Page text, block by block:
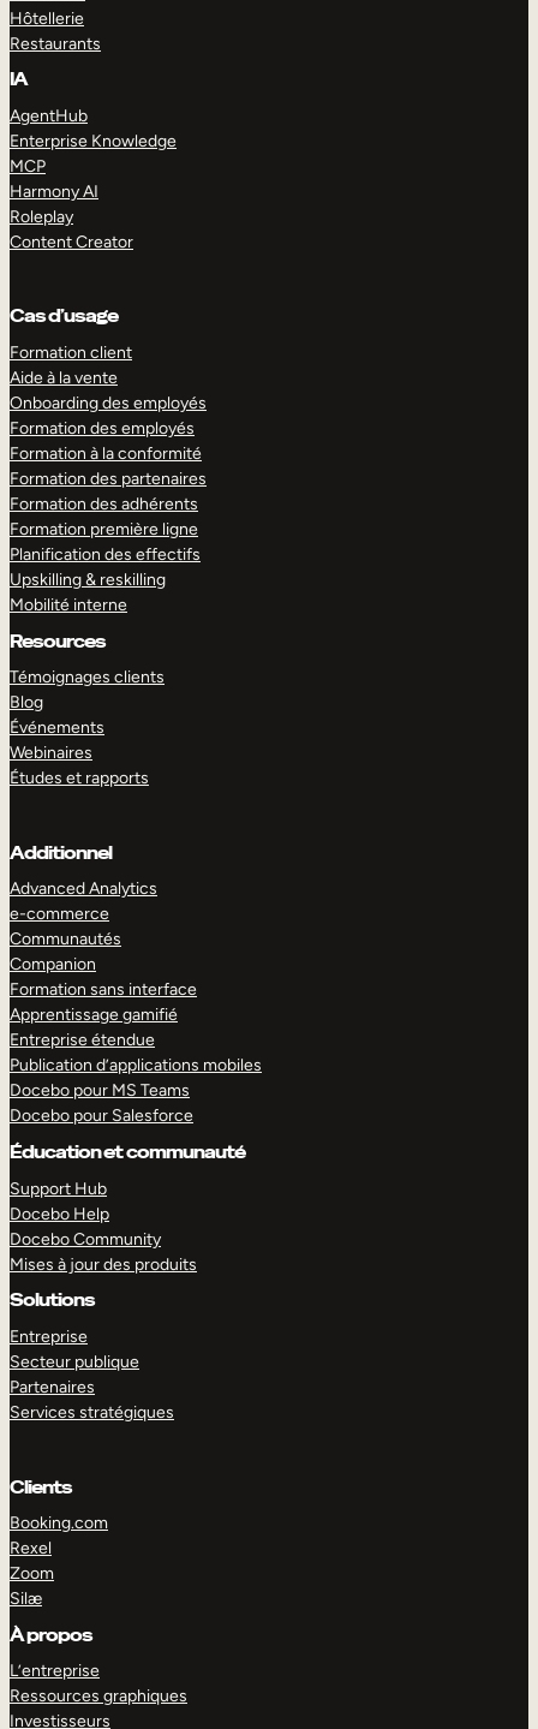
Hôtellerie
Restaurants
IA
AgentHub
Enterprise Knowledge
MCP
Harmony AI
Roleplay
Content Creator
Cas d’usage
Formation client
Aide à la vente
Onboarding des employés
Formation des employés
Formation à la conformité
Formation des partenaires
Formation des adhérents
Formation première ligne
Planification des effectifs
Upskilling & reskilling
Mobilité interne
Resources
Témoignages clients
Blog
Événements
Webinaires
Études et rapports
Additionnel
Advanced Analytics
e-commerce
Communautés
Companion
Formation sans interface
Apprentissage gamifié
Entreprise étendue
Publication d’applications mobiles
Docebo pour MS Teams
Docebo pour Salesforce
Éducation et communauté
Support Hub
Docebo Help
Docebo Community
Mises à jour des produits
Solutions
Entreprise
Secteur publique
Partenaires
Services stratégiques
Clients
Booking.com
Rexel
Zoom
Silæ
À propos
L’entreprise
Ressources graphiques
Investisseurs